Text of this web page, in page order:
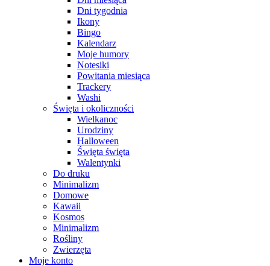
Dni tygodnia
Ikony
Bingo
Kalendarz
Moje humory
Notesiki
Powitania miesiąca
Trackery
Washi
Święta i okoliczności
Wielkanoc
Urodziny
Halloween
Święta święta
Walentynki
Do druku
Minimalizm
Domowe
Kawaii
Kosmos
Minimalizm
Rośliny
Zwierzęta
Moje konto